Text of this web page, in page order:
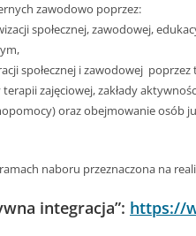
zawodowo poprzez:
społecznej, zawodowej,
społecznej i zawodowej
zajęciowej, zakłady
oraz obejmowanie osób
naboru przeznaczona na
integracja”: https://